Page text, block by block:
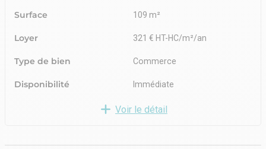
Surface 109 m²
Loyer 321 € HT-HC/m²/an
Type de bien Commerce
Disponibilité Immédiate
Voir le détail